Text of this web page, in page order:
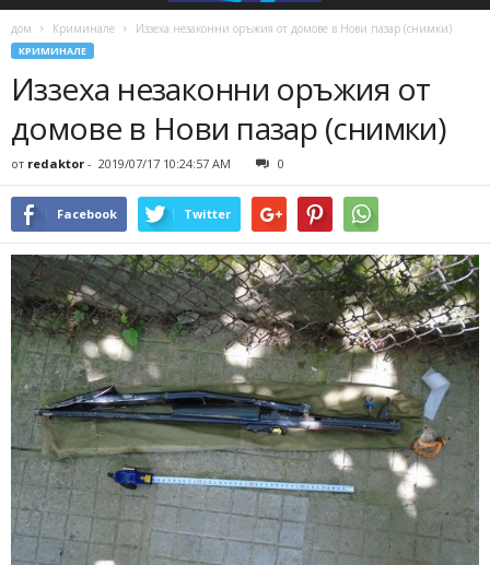
дом Криминале Иззеха незаконни оръжия от домове в Нови пазар (снимки)
КРИМИНАЛЕ
Иззеха незаконни оръжия от
домове в Нови пазар (снимки)
от redaktor - 2019/07/17 10:24:57 AM 0
Facebook Twitter